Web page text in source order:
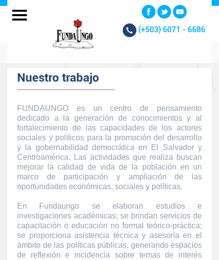
(+503) 6071 - 6686
Nuestro trabajo
FUNDAUNGO es un centro de pensamiento
dedicado a la generación de conocimientos y al
fortalecimiento de las capacidades de los actores
sociales y políticos para la promoción del desarrollo
y la gobernabilidad democrática en El Salvador y
Centroamérica. Las actividades que realiza buscan
mejorar la calidad de vida de la población en un
marco de participación y ampliación de las
oportunidades económicas, sociales y políticas.
En Fundaungo se elaboran estudios e
investigaciones académicas; se brindan servicios de
capacitación o educación no formal teórico-práctica;
se proporciona asistencia técnica y asesoría en el
ámbito de las políticas públicas, generando espacios
de reflexión e incidencia sobre temas de interés